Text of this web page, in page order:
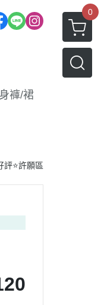
0
褲/裙
評⭐許願區